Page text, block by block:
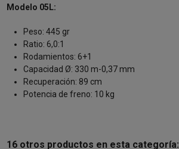
Modelo 05L:
Peso: 445 gr
Ratio: 6,0:1
Rodamientos: 6+1
Capacidad Ø: 330 m-0,37 mm
Recuperación: 89 cm
Potencia de freno: 10 kg
16 otros productos en esta categoría: